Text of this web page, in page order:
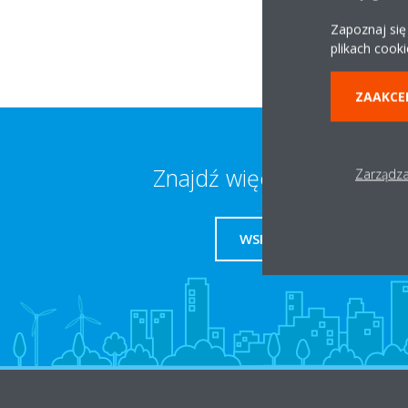
Znajdź więcej informacji
WSPARCIE
Zapoznaj
plikach